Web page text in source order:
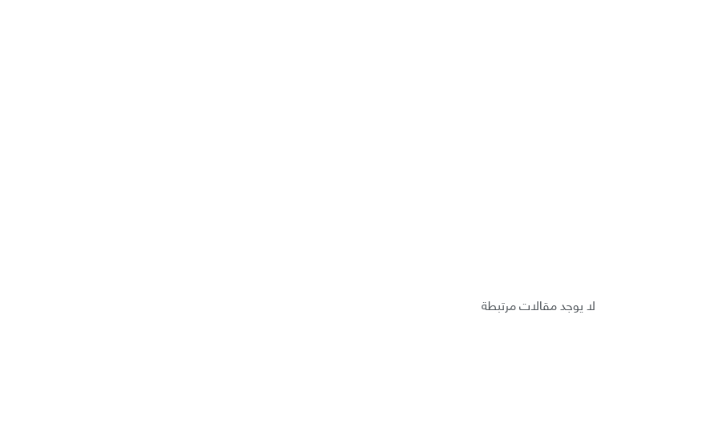
لا يوجد مقالات مرتبطة